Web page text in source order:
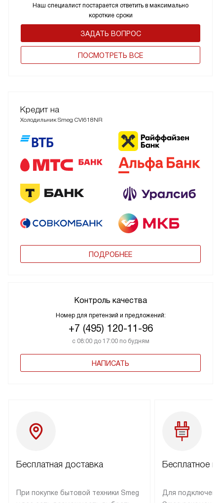
Наш специалист постарается ответить в максимально
короткие сроки
ЗАДАТЬ ВОПРОС
ПОCМОТРЕТЬ ВСЕ
Кредит на
Холодильник Smeg CVI618NR
ПОДРОБНЕЕ
Контроль качества
Номер для претензий и предложений:
+7 (495) 120-11-96
с 08:00 до 17:00 по будням
НАПИСАТЬ
Бесплатная доставка
При покупке бытовой техники Smeg
Бесплатное
Для